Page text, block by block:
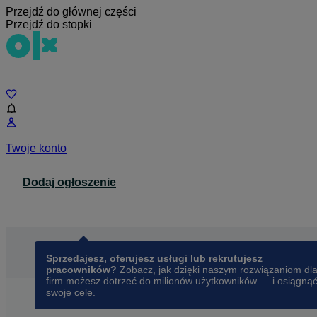
Przejdź do głównej części
Przejdź do stopki
Twoje konto
Dodaj ogłoszenie
Sprzedajesz, oferujesz usługi lub rekrutujesz
pracowników? Zobacz, jak dzięki naszym rozwiązaniom dla
firm możesz dotrzeć do milionów użytkowników — i osiągnąć
swoje cele.